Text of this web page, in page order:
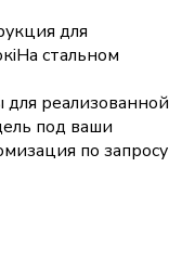
для
iНа стальном
реализованной
под ваши
по запросу